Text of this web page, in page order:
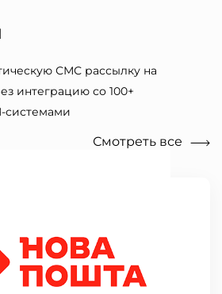
СМС рассылку на
интеграцию со 100+
системами
Смотреть все